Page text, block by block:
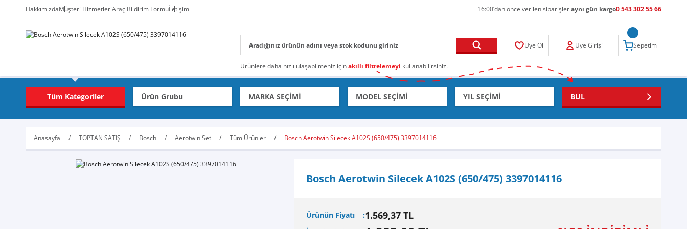
HakkımızdaMüşteri HizmetleriAraç Bildirim Formuİletişim 16:00’dan önce verilen siparişleraynı gün kargo0 543 302 55 66
Ürünlere daha hızlı ulaşabilmeniz içinakıllı filtrelemeyi kullanabilirsiniz.
Üye Ol Üye Girişi Sepetim
Tüm Kategoriler BUL
Anasayfa TOPTAN SATIŞ Bosch Aerotwin Set Tüm Ürünler Bosch Aerotwin Silecek A102S (650/475) 3397014116
Bosch Aerotwin Silecek A102S (650/475) 3397014116
Ürünün Fiyatı 1.569,37 TL